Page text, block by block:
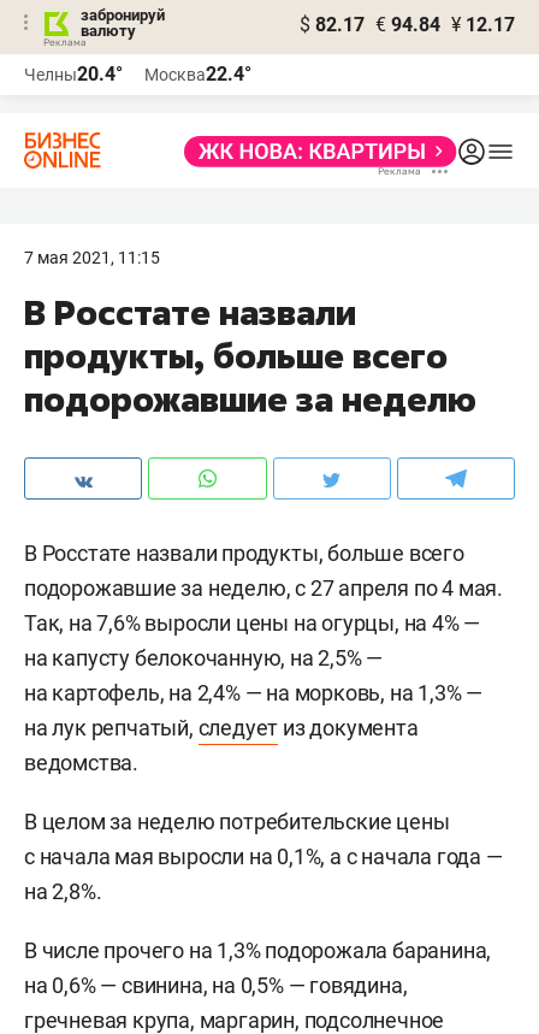
забронируй
валюту
$ 82.17 € 94.84 ¥ 12.17
Челны20.4° Москва22.4°
7 мая 2021, 11:15
В Росстате назвали
продукты, больше всего
подорожавшие за неделю
В Росстате назвали продукты, больше всего
подорожавшие за неделю, с 27 апреля по 4 мая.
Так, на 7,6% выросли цены на огурцы, на 4% —
на капусту белокочанную, на 2,5% —
на картофель, на 2,4% — на морковь, на 1,3% —
на лук репчатый, следует из документа
ведомства.
В целом за неделю потребительские цены
с начала мая выросли на 0,1%, а с начала года —
на 2,8%.
В числе прочего на 1,3% подорожала баранина,
на 0,6% — свинина, на 0,5% — говядина,
гречневая крупа, маргарин, подсолнечное